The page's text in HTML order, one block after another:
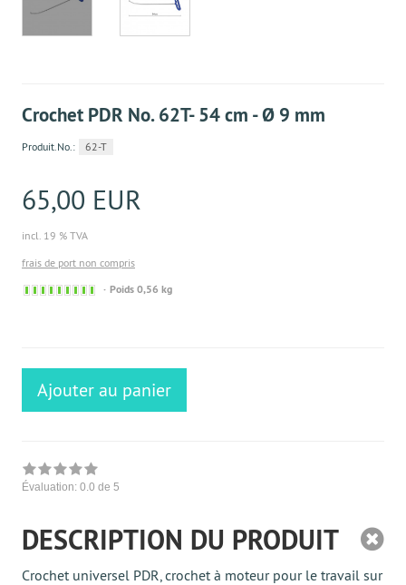
Crochet PDR No. 62T- 54 cm - Ø 9 mm
Produit.No.: 62-T
65,00 EUR
incl. 19 % TVA
frais de port non compris
Sofort
Poids 0,56 kg
Ajouter au panier
Évaluation: 0.0 de 5
DESCRIPTION DU PRODUIT
Crochet universel PDR, crochet à moteur pour le travail sur